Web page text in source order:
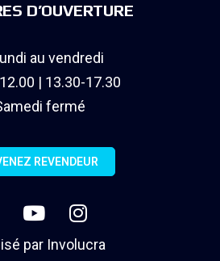
D’OUVERTURE
au vendredi
| 13.30-17.30
fermé
REVENDEUR
par Involucra